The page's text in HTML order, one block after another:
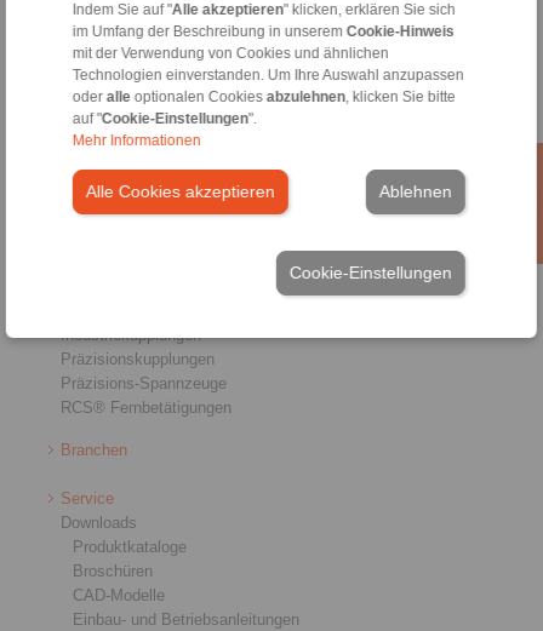
Indem Sie auf "Alle akzeptieren" klicken, erklären Sie sich
im Umfang der Beschreibung in unserem Cookie-Hinweis
mit der Verwendung von Cookies und ähnlichen
Technologien einverstanden. Um Ihre Auswahl anzupassen
oder alleoptionalen Cookies abzulehnen, klicken Sie bitte
auf "Cookie-Einstellungen".
Mehr Informationen
Alle Cookies akzeptieren Ablehnen
Cookie-Einstellungen
Allgemeine Verkaufsbedingungen|Hinweisgeberplattform|
Produkte
Übersicht
Industriekupplungen
Präzisionskupplungen
Präzisions-Spannzeuge
RCS® Fernbetätigungen
Branchen
Service
Downloads
Produktkataloge
Broschüren
CAD-Modelle
Einbau- und Betriebsanleitungen